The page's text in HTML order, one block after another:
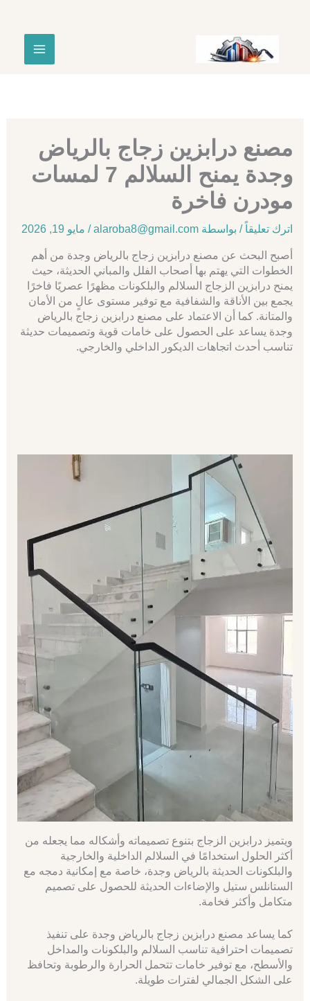
مصنع درابزين زجاج بالرياض
وجدة يمنح السلالم 7 لمسات
مودرن فاخرة
اترك تعليقاً / بواسطة alaroba8@gmail.com
/مايو 19, 2026
أصبح البحث عن مصنع درابزين زجاج بالرياض وجدة من أهم
الخطوات التي يهتم بها أصحاب الفلل والمباني الحديثة، حيث
يمنح درابزين الزجاج السلالم والبلكونات مظهرًا عصريًا فاخرًا
يجمع بين الأناقة والشفافية مع توفير مستوى عالٍ من الأمان
والمتانة. كما أن الاعتماد على مصنع درابزين زجاج بالرياض
وجدة يساعد على الحصول على خامات قوية وتصميمات حديثة
تناسب أحدث اتجاهات الديكور الداخلي والخارجي.
ويتميز درابزين الزجاج بتنوع تصميماته وأشكاله مما يجعله من
أكثر الحلول استخدامًا في السلالم الداخلية والخارجية
والبلكونات الحديثة بالرياض وجدة، خاصة مع إمكانية دمجه مع
الستانلس ستيل والإضاءات الحديثة للحصول على تصميم
متكامل وأكثر فخامة.
كما يساعد مصنع درابزين زجاج بالرياض وجدة على تنفيذ
تصميمات احترافية تناسب السلالم والبلكونات والمداخل
والأسطح، مع توفير خامات تتحمل الحرارة والرطوبة وتحافظ
على الشكل الجمالي لفترات طويلة.